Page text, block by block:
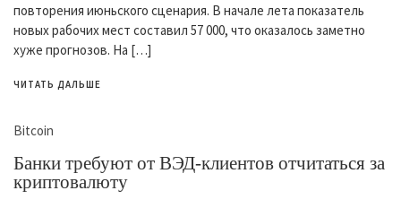
повторения июньского сценария. В начале лета показатель
новых рабочих мест составил 57 000, что оказалось заметно
хуже прогнозов. На […]
ЧИТАТЬ ДАЛЬШЕ
Bitcoin
Банки требуют от ВЭД-клиентов отчитаться за
криптовалюту